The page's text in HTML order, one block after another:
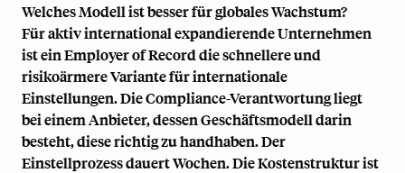
Welches Modell ist besser für globales Wachstum?
Für aktiv international expandierende Unternehmen
ist ein Employer of Record die schnellere und
risikoärmere Variante für internationale
Einstellungen. Die Compliance-Verantwortung liegt
bei einem Anbieter, dessen Geschäftsmodell darin
besteht, diese richtig zu handhaben. Der
Einstellprozess dauert Wochen. Die Kostenstruktur ist